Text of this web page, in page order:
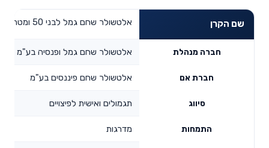
שם הקרן אלטשולר שחם גמל לבני 50 ומטה
חברה מנהלת אלטשולר שחם גמל ופנסיה בע"מ
חברת אם אלטשולר שחם פיננסים בע"מ
סיווג תגמולים ואישית לפיצויים
התמחות מדרגות